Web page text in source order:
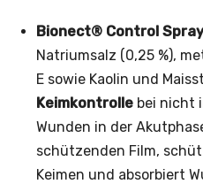
Bionect® Control Spray
Natriumsalz (0,25 %),
E sowie Kaolin und
Keimkontrolle bei nicht
Wunden in der
schützenden Film,
Keimen und absorbiert